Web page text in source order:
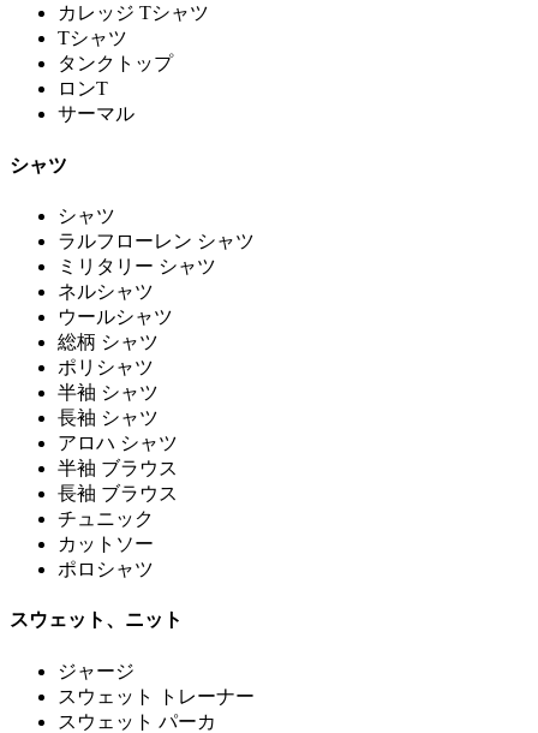
カレッジ Tシャツ
Tシャツ
タンクトップ
ロンT
サーマル
シャツ
シャツ
ラルフローレン シャツ
ミリタリー シャツ
ネルシャツ
ウールシャツ
総柄 シャツ
ポリシャツ
半袖 シャツ
長袖 シャツ
アロハ シャツ
半袖 ブラウス
長袖 ブラウス
チュニック
カットソー
ポロシャツ
スウェット、ニット
ジャージ
スウェット トレーナー
スウェット パーカ